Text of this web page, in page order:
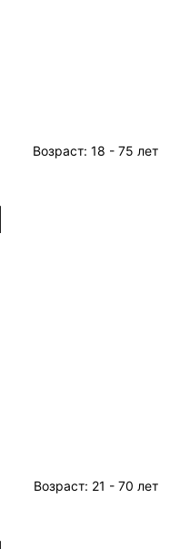
Возраст: 18 - 75 лет
Возраст: 21 - 70 лет